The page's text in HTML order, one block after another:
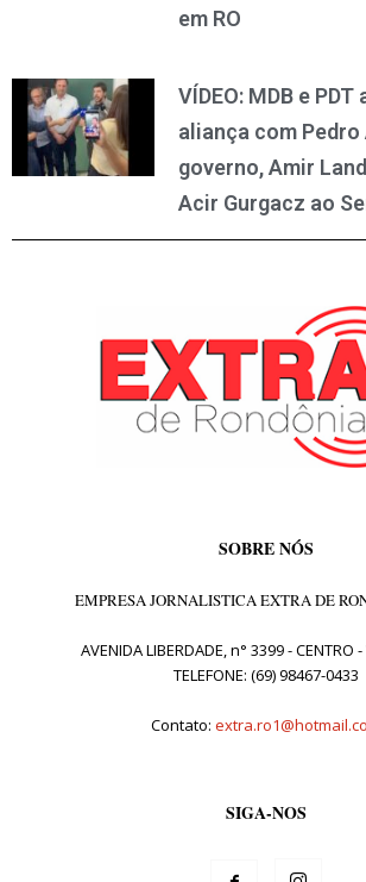
em RO
VÍDEO: MDB e
aliança com Pedro
governo, Amir
Acir Gurgacz ao
SOBRE NÓS
EMPRESA JORNALISTICA EXTRA DE
AVENIDA LIBERDADE, n° 3399 - CENTRO
TELEFONE: (69) 98467-0433
Contato:
SIGA-NOS